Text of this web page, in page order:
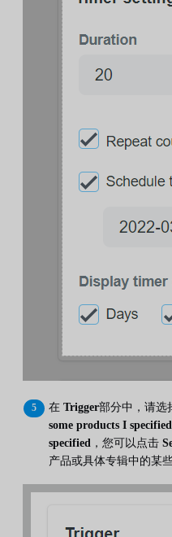
在 Trigger部分中，请选
some products I specified
specified ，您可以点击
产品或具体专辑中的某些